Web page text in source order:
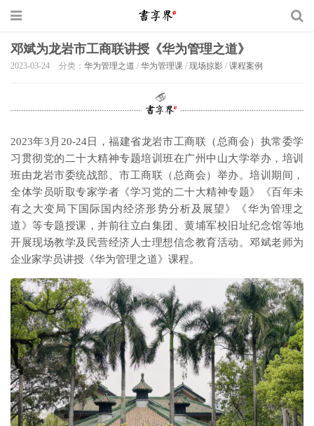
邓斌为龙岩市工商联讲授《华为管理之道》
2023-03-24 分类： 华为管理之道 / 华为管理课 / 现场掠影 / 课程案例
2023年3月20-24日，福建省龙岩市工商联（总商会）执常委学
习贯彻党的二十大精神专题培训班在广州中山大学举办，培训
班由龙岩市委统战部、市工商联（总商会）举办。培训期间，
全体学员听取专家学者《学习党的二十大精神专题》《百年未
有之大变局下国际国内经济形势分析及展望》《华为管理之
道》等专题授课，并前往立白集团、黄埔军校旧址纪念馆等地
开展现场教学及民营经济人士理想信念教育活动。邓斌老师为
企业家学员讲授《华为管理之道》课程。